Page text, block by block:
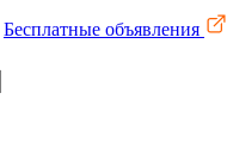
Бесплатные объявления